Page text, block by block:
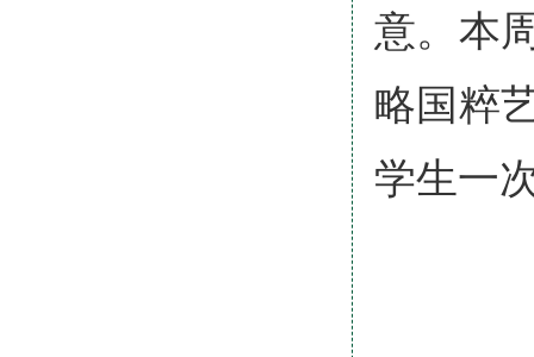
意。本
略国粹
学生一